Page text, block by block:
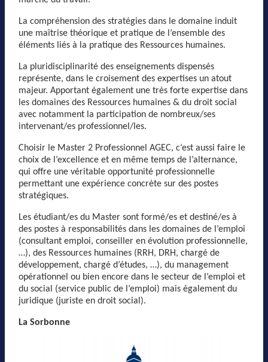
La compréhension des stratégies dans le domaine induit
une maîtrise théorique et pratique de l’ensemble des
éléments liés à la pratique des Ressources humaines.
La pluridisciplinarité des enseignements dispensés
représente, dans le croisement des expertises un atout
majeur. Apportant également une très forte expertise dans
les domaines des Ressources humaines & du droit social
avec notamment la participation de nombreux/ses
intervenant/es professionnel/les.
Choisir le Master 2 Professionnel AGEC, c’est aussi faire le
choix de l’excellence et en même temps de l’alternance,
qui offre une véritable opportunité professionnelle
permettant une expérience concrète sur des postes
stratégiques.
Les étudiant/es du Master sont formé/es et destiné/es à
des postes à responsabilités dans les domaines de l’emploi
(consultant emploi, conseiller en évolution professionnelle,
…), des Ressources humaines (RRH, DRH, chargé de
développement, chargé d’études, …), du management
opérationnel ou bien encore dans le secteur de l’emploi et
du social (service public de l’emploi) mais également du
juridique (juriste en droit social).
La Sorbonne